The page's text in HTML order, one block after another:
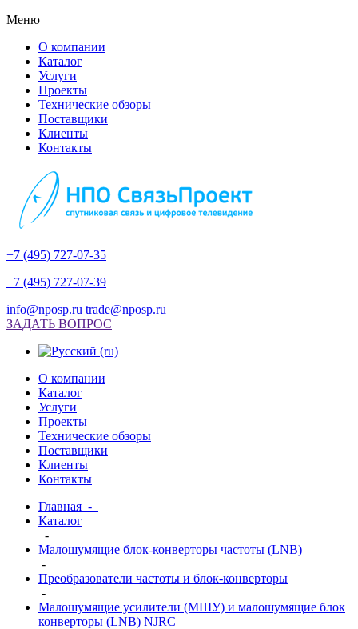
Меню
О компании
Каталог
Услуги
Проекты
Технические обзоры
Поставщики
Клиенты
Контакты
+7 (495) 727-07-35
+7 (495) 727-07-39
info@nposp.ru trade@nposp.ru
ЗАДАТЬ ВОПРОС
О компании
Каталог
Услуги
Проекты
Технические обзоры
Поставщики
Клиенты
Контакты
Главная -
Каталог
-
Малошумящие блок-конверторы частоты (LNB)
-
Преобразователи частоты и блок-конверторы
-
Малошумящие усилители (МШУ) и малошумящие блок
конверторы (LNB) NJRC